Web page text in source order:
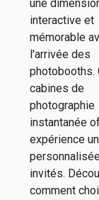
spécial
une
interactive et
mémorable
l'arrivée des
photobooths.
cabines de
photographie
instantanée
expérience
invités.
comment